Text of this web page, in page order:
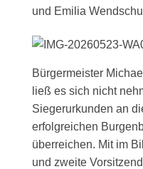
und Emilia
Bürgermeister
ließ es sich nicht
Siegerurkunden an
erfolgreichen
überreichen. Mit im
und zweite